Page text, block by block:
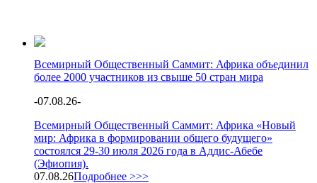
Всемирный Общественный Саммит: Африка объединил
более 2000 участников из свыше 50 стран мира
-07.08.26-
Всемирный Общественный Саммит: Африка «Новый
мир: Африка в формировании общего будущего»
состоялся 29-30 июля 2026 года в Аддис-Абебе
(Эфиопия).
07.08.26Подробнее >>>